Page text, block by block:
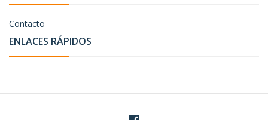
Contacto
ENLACES RÁPIDOS